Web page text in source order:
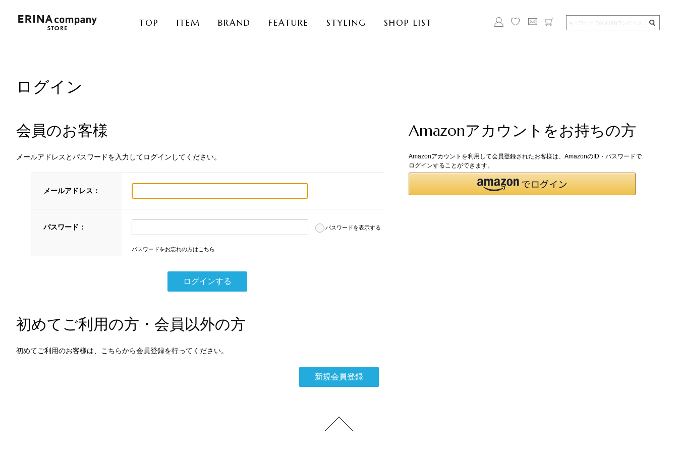
TOP ITEM BRAND FEATURE STYLING SHOP LIST
ログイン
会員のお客様
メールアドレスとパスワードを入力してログインしてください。
メールアドレス：
パスワード： パスワードを表示する
パスワードをお忘れの方はこちら
Amazonアカウントをお持ちの方
Amazonアカウントを利用して会員登録されたお客様は、AmazonのID・パスワードで
ログインすることができます。
初めてご利用の方・会員以外の方
初めてご利用のお客様は、こちらから会員登録を行ってください。